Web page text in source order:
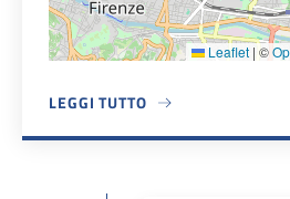
Leaflet | ©
LEGGI TUTTO
A PROPOSITO DI BIBLIOTECA